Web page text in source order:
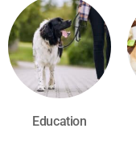
Education